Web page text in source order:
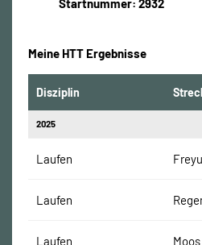
Startnummer: 2932
Meine HTT Ergebnisse
Disziplin
2025
Laufen
Laufen
Laufen Moos